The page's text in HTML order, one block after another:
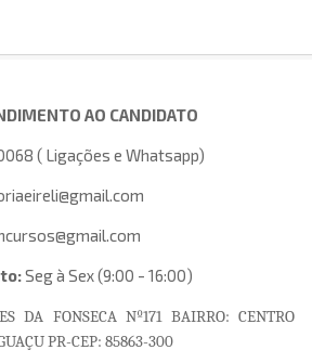
AO CANDIDATO
( Ligações e Whatsapp)
Seg à Sex (9:00 - 16:00)
DA FONSECA Nº171 BAIRRO: CENTRO
PR-CEP: 85863-300